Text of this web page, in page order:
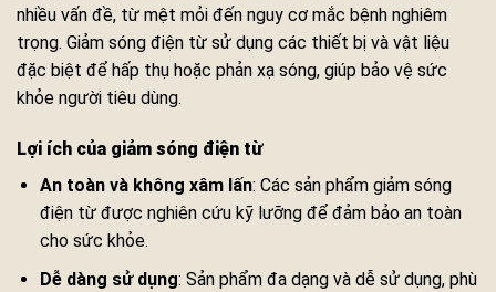
nhiều vấn đề, từ mệt mỏi đến nguy cơ mắc bệnh nghiêm
trọng. Giảm sóng điện từ sử dụng các thiết bị và vật liệu
đặc biệt để hấp thụ hoặc phản xạ sóng, giúp bảo vệ sức
khỏe người tiêu dùng.
Lợi ích của giảm sóng điện từ
An toàn và không xâm lấn: Các sản phẩm giảm sóng
điện từ được nghiên cứu kỹ lưỡng để đảm bảo an toàn
cho sức khỏe.
Dễ dàng sử dụng: Sản phẩm đa dạng và dễ sử dụng, phù